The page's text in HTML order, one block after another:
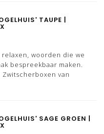
Duits is voor getjilp?
wat dit
TAUPE |
woorden die we
bespreekbaar maken.
van
wat dit
SAGE GROEN |